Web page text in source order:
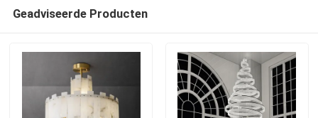
Geadviseerde Producten